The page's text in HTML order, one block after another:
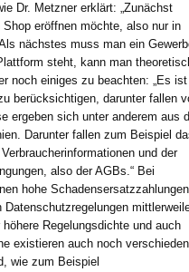
Dr. Metzner erklärt: „Zunächst
eröffnen möchte, also nur in
nächstes muss man ein
steht, kann man
noch einiges zu beachten: „Es ist
berücksichtigen, darunter fallen
ergeben sich unter anderem aus
Darunter fallen zum Beispiel
und der
also der AGBs.“ Bei
hohe Schadensersatzzahlungen
Regelungsdichte und auch
existieren auch noch
wie zum Beispiel
wodurch wir
oder innerhalb
kompetentes
erhalten. Wir können
und das Team
Kanzlei sehr